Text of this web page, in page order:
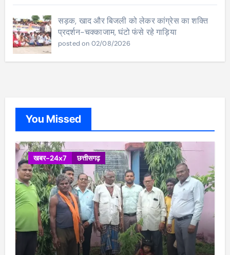
सड़क, खाद और बिजली को लेकर कांग्रेस का शक्ति
प्रदर्शन-चक्काजाम, घंटो फंसे रहे गाड़िया
posted on 02/08/2026
You Missed
खबर-24x7 छत्तीसगढ़